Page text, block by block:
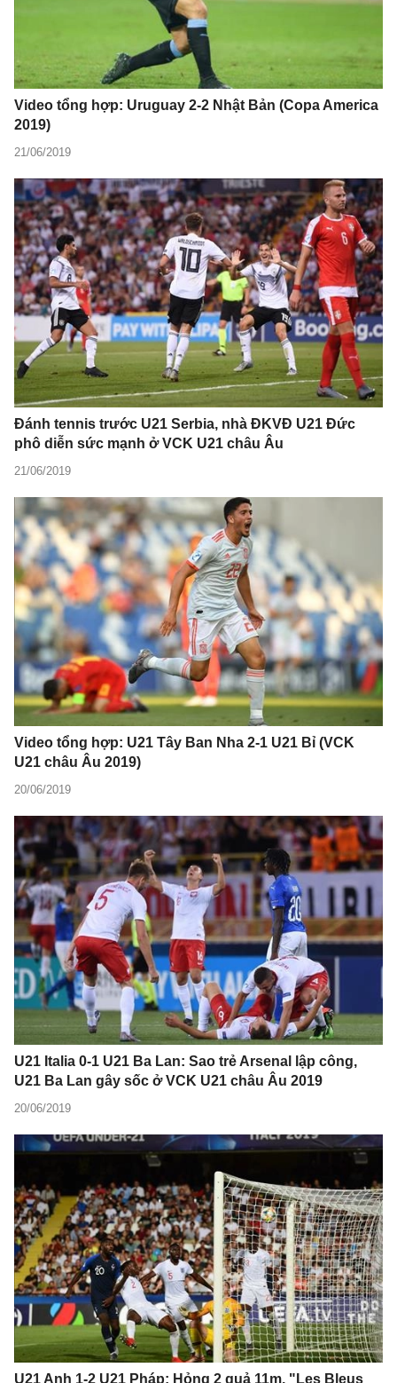
Video tổng hợp: Uruguay 2-2 Nhật Bản (Copa America
2019)
21/06/2019
Đánh tennis trước U21 Serbia, nhà ĐKVĐ U21 Đức
phô diễn sức mạnh ở VCK U21 châu Âu
21/06/2019
Video tổng hợp: U21 Tây Ban Nha 2-1 U21 Bỉ (VCK
U21 châu Âu 2019)
20/06/2019
U21 Italia 0-1 U21 Ba Lan: Sao trẻ Arsenal lập công,
U21 Ba Lan gây sốc ở VCK U21 châu Âu 2019
20/06/2019
U21 Anh 1-2 U21 Pháp: Hỏng 2 quả 11m, "Les Bleus